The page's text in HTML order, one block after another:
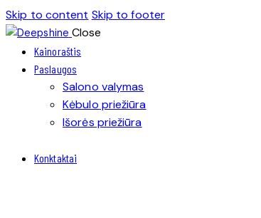
Skip to content Skip to footer
Close
Kainoraštis
Paslaugos
Salono valymas
Kėbulo priežiūra
Išorės priežiūra
Konktaktai